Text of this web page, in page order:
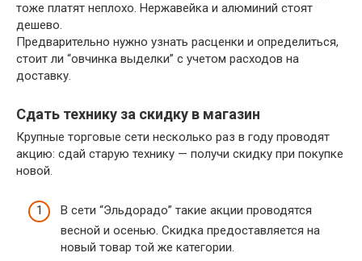
тоже платят неплохо. Нержавейка и алюминий стоят
дешево.
Предварительно нужно узнать расценки и определиться,
стоит ли “овчинка выделки” с учетом расходов на
доставку.
Сдать технику за скидку в магазин
Крупные торговые сети несколько раз в году проводят
акцию: сдай старую технику — получи скидку при покупке
новой.
В сети “Эльдорадо” такие акции проводятся
весной и осенью. Скидка предоставляется на
новый товар той же категории.